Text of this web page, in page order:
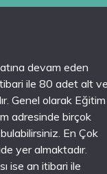
devam eden
ile 80 adet alt
Genel olarak Eğitim
adresinde birçok
En Çok
yer almaktadır.
ise an itibari ile